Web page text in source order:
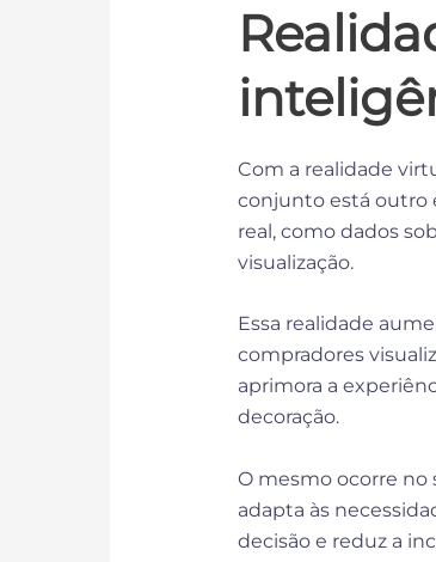
Com a realidade
conjunto está outro
real, como dados
visualização.
Essa realidade
compradores
aprimora a
decoração.
O mesmo ocorre no
adapta às
decisão e reduz a